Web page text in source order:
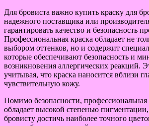
Для бровиста важно купить краску для
надежного поставщика или
гарантировать качество и безопасность
Профессиональная краска обладает не
выбором оттенков, но и содержит
которые обеспечивают безопасность и
возникновения аллергических реакций.
учитывая, что краска наносится вблизи
чувствительную кожу.
Помимо безопасности, профессиональная
обладает высокой степенью пигментации,
бровисту достичь наиболее точного